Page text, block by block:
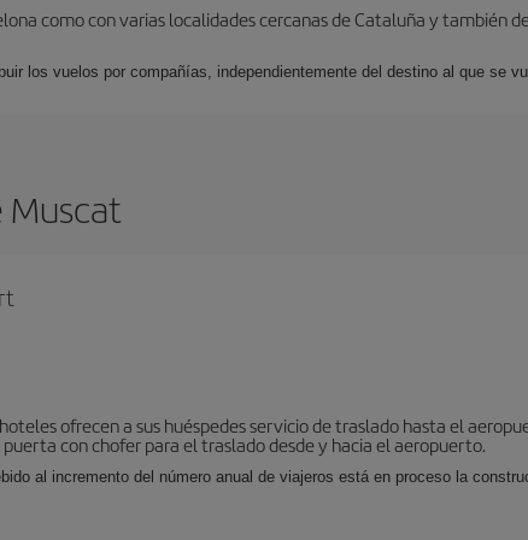
como con varias localidades cercanas de Cataluña y también
los vuelos por compañías, independientemente del destino al que se
ofrecen a sus huéspedes servicio de traslado hasta el
con chofer para el traslado desde y hacia el aeropuerto.
al incremento del número anual de viajeros está en proceso la